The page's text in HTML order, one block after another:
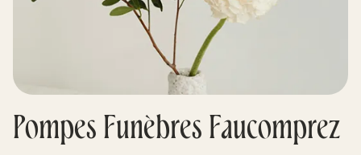
Livraison de fleurs
Blog
Pompes Funèbres Faucomprez